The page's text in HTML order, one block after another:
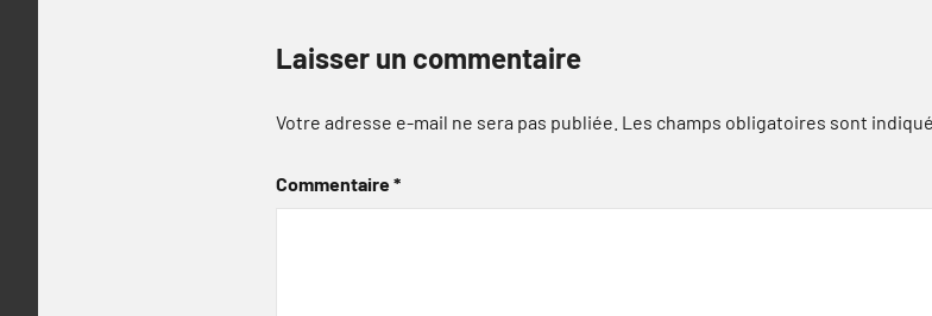
Laisser un commentaire
Votre adresse e-mail ne sera pas publiée. Les champs obligatoires sont
Commentaire*